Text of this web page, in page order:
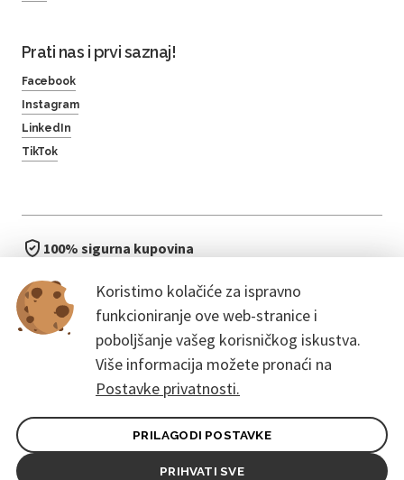
Koristimo kolačiće za ispravno
funkcioniranje ove web-stranice i
poboljšanje vašeg korisničkog iskustva.
Više informacija možete pronaći na
Postavke privatnosti.
PRILAGODI POSTAVKE
PRIHVATI SVE
Prati nas i prvi saznaj!
Facebook
Instagram
LinkedIn
TikTok
100% sigurna kupovina
bez čekanja u redu
Opći uvjeti ugovora za kupce
Pravila zaštite osobnih podataka